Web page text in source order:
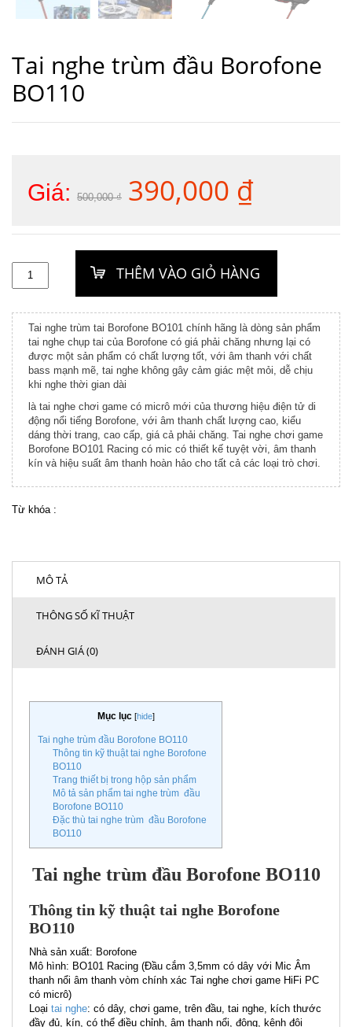
Tai nghe trùm đầu Borofone
BO110
Giá: 500,000₫
Giá
là:
500,000 ₫.
390,000 ₫Giá
tại
là:
390,000
Tai nghe trùm tai Borofone BO101 chính hãng là dòng sản phẩm
tai nghe chụp tai của Borofone có giá phải chăng nhưng lại có
được một sản phẩm có chất lượng tốt, với âm thanh với chất
bass mạnh mẽ, tai nghe không gây cảm giác mệt mỏi, dễ chịu
khi nghe thời gian dài
là tai nghe chơi game có micrô mới của thương hiệu điện tử di
động nổi tiếng Borofone, với âm thanh chất lượng cao, kiểu
dáng thời trang, cao cấp, giá cả phải chăng. Tai nghe chơi game
Borofone BO101 Racing có mic có thiết kế tuyệt vời, âm thanh
kín và hiệu suất âm thanh hoàn hảo cho tất cả các loại trò chơi.
Từ khóa :
MÔ TẢ
THÔNG SỐ KĨ THUẬT
ĐÁNH GIÁ (0)
Mục lục [hide]
Tai nghe trùm đầu Borofone BO110
Thông tin kỹ thuật tai nghe Borofone
BO110
Trang thiết bị trong hộp sản phẩm
Mô tả sản phẩm tai nghe trùm đầu
Borofone BO110
Đặc thù tai nghe trùm đầu Borofone
BO110
Tai nghe trùm đầu Borofone BO110
Thông tin kỹ thuật tai nghe Borofone
BO110
Nhà sản xuất: Borofone
Mô hình: BO101 Racing (Đầu cắm 3,5mm có dây với Mic Âm
thanh nổi âm thanh vòm chính xác Tai nghe chơi game HiFi PC
có micrô)
Loại tai nghe: có dây, chơi game, trên đầu, tai nghe, kích thước
đầy đủ, kín, có thể điều chỉnh, âm thanh nổi, động, kênh đôi